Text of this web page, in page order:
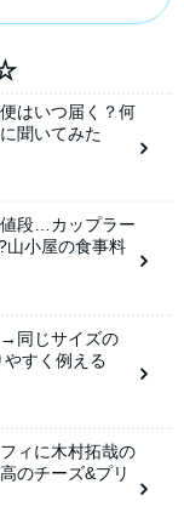
はいつ届く？何
聞いてみた
値段…カップラー
山小屋の食事料
→同じサイズの
すく例える
ィに木村拓哉の
のチーズ&プリ